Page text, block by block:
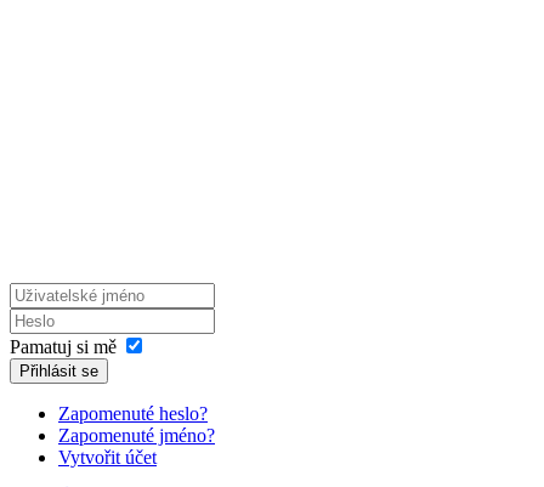
Pamatuj si mě
Přihlásit se
Zapomenuté heslo?
Zapomenuté jméno?
Vytvořit účet